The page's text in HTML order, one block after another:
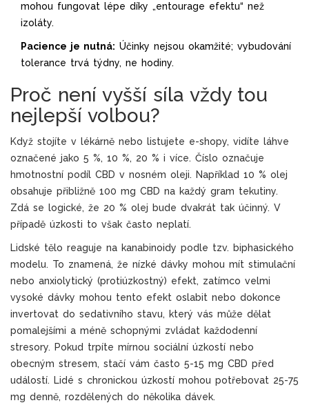
mohou fungovat lépe díky „entourage efektu“ než
izoláty.
Pacience je nutná: Účinky nejsou okamžité; vybudování
tolerance trvá týdny, ne hodiny.
Proč není vyšší síla vždy tou
nejlepší volbou?
Když stojíte v lékárně nebo listujete e-shopy, vidíte láhve
označené jako 5 %, 10 %, 20 % i více. Číslo označuje
hmotnostní podíl CBD v nosném oleji. Například 10 % olej
obsahuje přibližně 100 mg CBD na každý gram tekutiny.
Zdá se logické, že 20 % olej bude dvakrát tak účinný. V
případě úzkosti to však často neplatí.
Lidské tělo reaguje na kanabinoidy podle tzv. biphasického
modelu. To znamená, že nízké dávky mohou mít stimulační
nebo anxiolytický (protiúzkostný) efekt, zatímco velmi
vysoké dávky mohou tento efekt oslabit nebo dokonce
invertovat do sedativního stavu, který vás může dělat
pomalejšími a méně schopnými zvládat každodenní
stresory. Pokud trpíte mírnou sociální úzkostí nebo
obecným stresem, stačí vám často 5-15 mg CBD před
událostí. Lidé s chronickou úzkostí mohou potřebovat 25-75
mg denně, rozdělených do několika dávek.